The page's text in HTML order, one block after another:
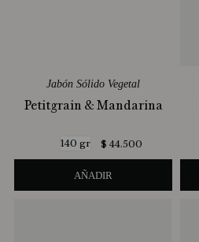
Jabón Sólido Vegetal
Petitgrain & Mandarina
140 gr $ 44.500
AÑADIR